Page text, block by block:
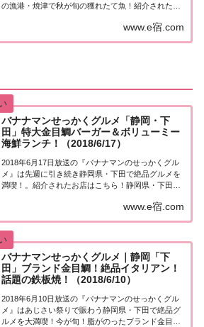
の漁港・焼津で秋が旬の獲れたて魚！紹介されたお
たなら食べたほうがいいグルメは何ですか？」日本
全国でバナナマン日村さんが地元民オススメの...
www.e宿.com
バナナマンせっかくグルメ「静岡・下
田」特大金目鯛バーガー＆ボリューミー
海鮮ランチ！（2018/6/17）
2018年6月17日放送の『バナナマンのせっかくグル
メ』は先週に引き続き静岡県・下田で絶品グルメを
満喫！。紹介されたお店はこちら！静岡県・下田
メは何ですか？」日本全国でバナナマン日村さんが
地元民オススメの絶品グルメを聞き込み＆食べま
く...
www.e宿.com
バナナマンせっかくグルメ｜静岡「下
田」ブランド金目鯛！絶品イタリアン！
話題の鉄板焼！（2018/6/10）
2018年6月10日放送の『バナナマンのせっかくグル
メ』はあじさい祭りで賑わう静岡県・下田で絶品グ
ルメを大満喫！今が旬！脂がのったブランド金目鯛